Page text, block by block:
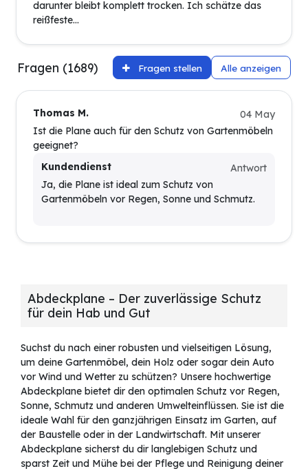
darunter bleibt komplett trocken. Ich schätze das
reißfeste...
Fragen (1689) Fragen stellen Alle anzeigen
Thomas M.
04 May
Ist die Plane auch für den Schutz von Gartenmöbeln
geeignet?
Kundendienst
Antwort
Ja, die Plane ist ideal zum Schutz von
Gartenmöbeln vor Regen, Sonne und Schmutz.
Abdeckplane – Der zuverlässige Schutz
für dein Hab und Gut
Suchst du nach einer robusten und vielseitigen Lösung,
um deine Gartenmöbel, dein Holz oder sogar dein Auto
vor Wind und Wetter zu schützen? Unsere hochwertige
Abdeckplane bietet dir den optimalen Schutz vor Regen,
Sonne, Schmutz und anderen Umwelteinflüssen. Sie ist die
ideale Wahl für den ganzjährigen Einsatz im Garten, auf
der Baustelle oder in der Landwirtschaft. Mit unserer
Abdeckplane sicherst du dir langlebigen Schutz und
sparst Zeit und Mühe bei der Pflege und Reinigung deiner